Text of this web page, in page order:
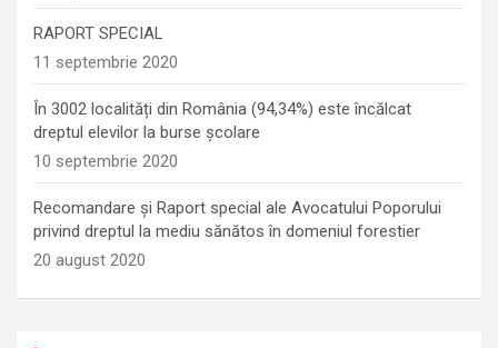
RAPORT SPECIAL
11 septembrie 2020
În 3002 localități din România (94,34%) este încălcat
dreptul elevilor la burse școlare
10 septembrie 2020
Recomandare și Raport special ale Avocatului Poporului
privind dreptul la mediu sănătos în domeniul forestier
20 august 2020